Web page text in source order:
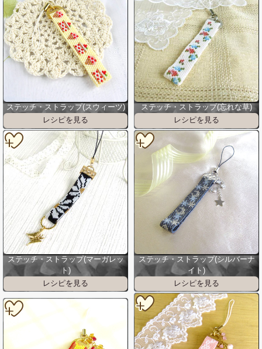
ステッチ・ストラップ(スウィーツ) ステッチ・ストラップ(忘れな草)
ステッチ・ストラップ(マーガレッ
ト)
ステッチ・ストラップ(シルバーナ
イト)